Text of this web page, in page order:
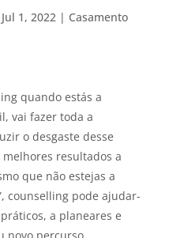
Jul 1, 2022| Casamento
quando estás a
vai fazer toda a
o desgaste desse
resultados a
que não estejas a
counselling pode ajudar-
a planeares e